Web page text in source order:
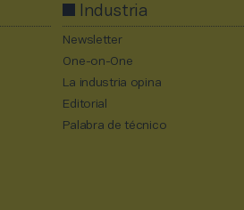
Industria
Newsletter
One-on-One
La industria opina
Editorial
Palabra de técnico